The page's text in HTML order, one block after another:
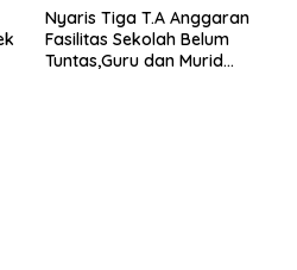
Nyaris Tiga T.A Anggaran
Fasilitas Sekolah Belum
Tuntas,Guru dan Murid